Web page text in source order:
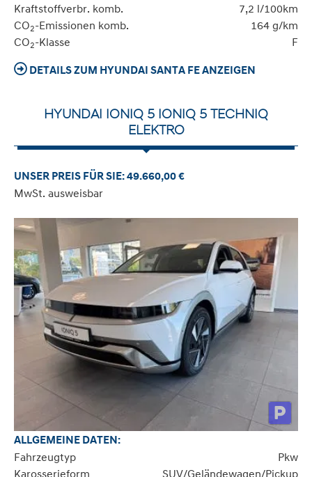
Kraftstoffverbr. komb.
7,2 l/100km
CO2-Emissionen komb.
164 g/km
CO2-Klasse F
DETAILS ZUM HYUNDAI SANTA FE ANZEIGEN
HYUNDAI IONIQ 5 IONIQ 5 TECHNIQ
ELEKTRO
UNSER PREIS FÜR SIE: 49.660,00 €
MwSt. ausweisbar
ALLGEMEINE DATEN:
Fahrzeugtyp
Pkw
Karosserieform
SUV/Geländewagen/Pickup